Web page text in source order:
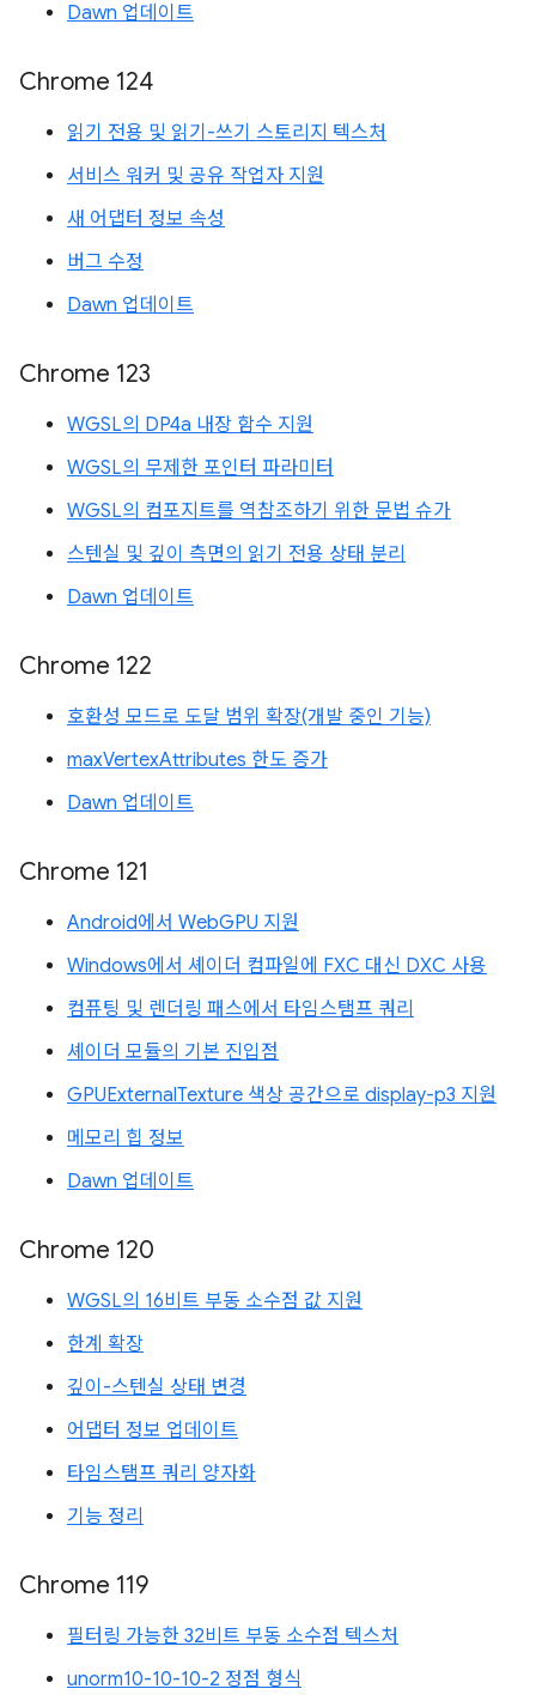
Dawn 업데이트
Chrome 124
읽기 전용 및 읽기-쓰기 스토리지 텍스처
서비스 워커 및 공유 작업자 지원
새 어댑터 정보 속성
버그 수정
Dawn 업데이트
Chrome 123
WGSL의 DP4a 내장 함수 지원
WGSL의 무제한 포인터 파라미터
WGSL의 컴포지트를 역참조하기 위한 문법 슈가
스텐실 및 깊이 측면의 읽기 전용 상태 분리
Dawn 업데이트
Chrome 122
호환성 모드로 도달 범위 확장(개발 중인 기능)
maxVertexAttributes 한도 증가
Dawn 업데이트
Chrome 121
Android에서 WebGPU 지원
Windows에서 셰이더 컴파일에 FXC 대신 DXC 사용
컴퓨팅 및 렌더링 패스에서 타임스탬프 쿼리
셰이더 모듈의 기본 진입점
GPUExternalTexture 색상 공간으로 display-p3 지원
메모리 힙 정보
Dawn 업데이트
Chrome 120
WGSL의 16비트 부동 소수점 값 지원
한계 확장
깊이-스텐실 상태 변경
어댑터 정보 업데이트
타임스탬프 쿼리 양자화
기능 정리
Chrome 119
필터링 가능한 32비트 부동 소수점 텍스처
unorm10-10-10-2 정점 형식